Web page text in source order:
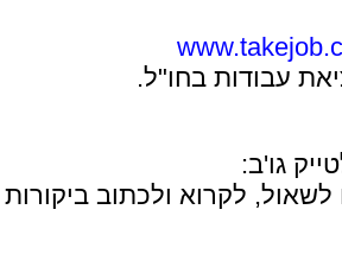
עבודות בחו"ל.
גו'ב:
לקרוא ולכתוב ביקורות